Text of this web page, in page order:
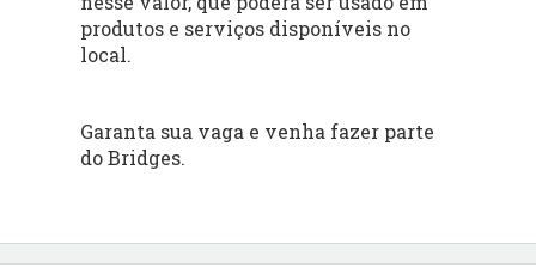
produtos e serviços disponíveis no
local.
Garanta sua vaga e venha fazer parte
do Bridges.